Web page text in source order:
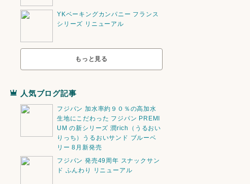
YKベーキングカンパニー フランス
シリーズ リニューアル
もっと見る
人気ブログ記事
フジパン 加水率約９０％の高加水
生地にこだわった フジパン PREMI
UM の新シリーズ 潤rich（うるおい
りっち）うるおいサンド ブルーベ
リー 8月新発売
フジパン 発売49周年 スナックサン
ド ふんわり リニューアル